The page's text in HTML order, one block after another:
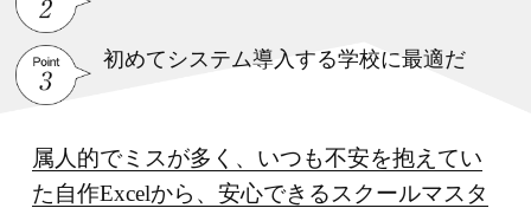
初めてシステム導入する学校に最適だ
属人的でミスが多く、いつも不安を抱えてい
た自作Excelから、安心できるスクールマスタ